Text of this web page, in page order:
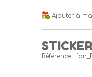
Ajouter à
Référence :